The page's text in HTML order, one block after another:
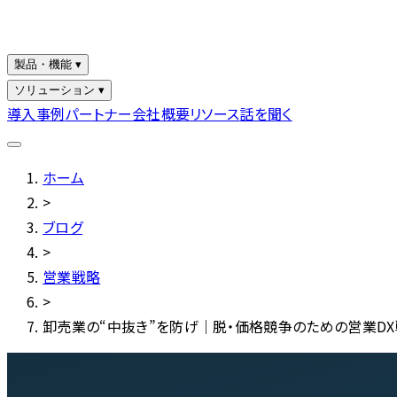
製品・機能 ▾
ソリューション ▾
導入事例パートナー会社概要リソース話を聞く
ホーム
>
ブログ
>
営業戦略
>
卸売業の“中抜き”を防げ｜脱・価格競争のための営業